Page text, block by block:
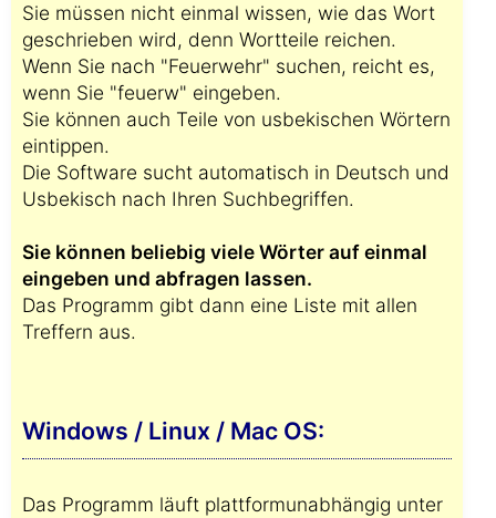
Sie müssen nicht einmal wissen, wie das Wort
geschrieben wird, denn Wortteile reichen.
Wenn Sie nach "Feuerwehr" suchen, reicht es,
wenn Sie "feuerw" eingeben.
Sie können auch Teile von usbekischen Wörtern
eintippen.
Die Software sucht automatisch in Deutsch und
Usbekisch nach Ihren Suchbegriffen.
Sie können beliebig viele Wörter auf einmal
eingeben und abfragen lassen.
Das Programm gibt dann eine Liste mit allen
Treffern aus.
Windows / Linux / Mac OS:
Das Programm läuft plattformunabhängig unter